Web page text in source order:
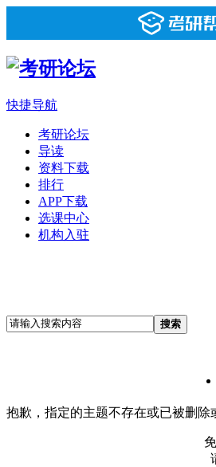
快捷导航
考研论坛
导读
资料下载
排行
APP下载
选课中心
机构入驻
搜索
抱歉，指定的主题不存在或已被删除